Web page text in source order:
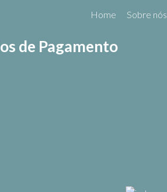
Home Sobre nós
de Pagamento